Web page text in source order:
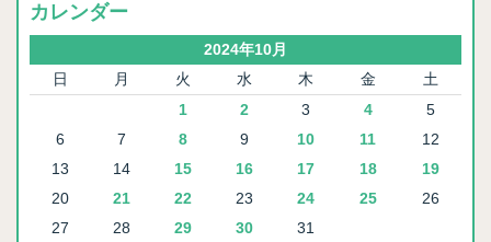
カレンダー
2024年10月
日
月 火 水 木 金 土
1 2 3 4
5
6
7 8 9 10 11
12
13
14 15 16 17 18
19
20
21 22 23 24 25
26
27
28 29 30 31